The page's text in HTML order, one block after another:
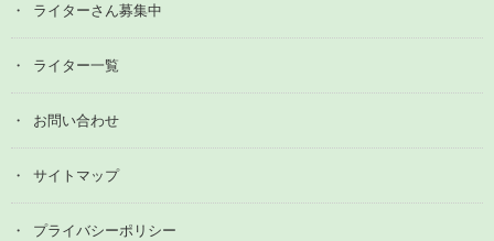
ライターさん募集中
ライター一覧
お問い合わせ
サイトマップ
プライバシーポリシー